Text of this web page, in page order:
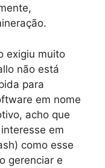
exigiu muito
não está
para
em nome
acho que
em
como esse
gerenciar e